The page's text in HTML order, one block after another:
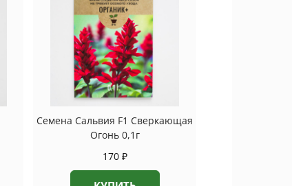
Семена Сальвия F1 Сверкающая
Огонь 0,1г
170 ₽